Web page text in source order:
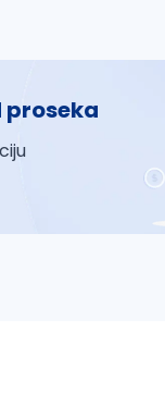
proseka